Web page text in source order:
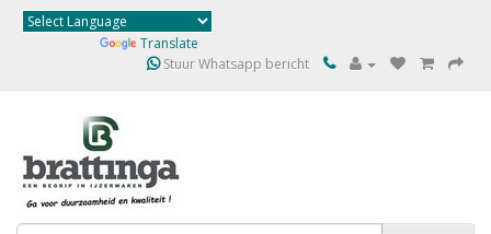
Translate
Stuur Whatsapp bericht